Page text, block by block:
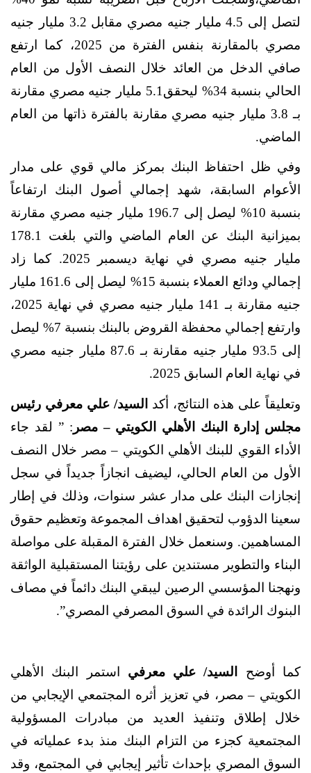
لتصل إلى 4.5 مليار جنيه مصري مقابل 3.2 مليار جنيه
مصري بالمقارنة بنفس الفترة من 2025، كما ارتفع
صافي الدخل من العائد خلال النصف الأول من العام
الحالي بنسبة 34% ليحقق5.1 مليار جنيه مصري مقارنة
بـ 3.8 مليار جنيه مصري مقارنة بالفترة ذاتها من العام
الماضي.
وفي ظل احتفاظ البنك بمركز مالي قوي على مدار
الأعوام السابقة، شهد إجمالي أصول البنك
ارتفاعاً
بنسبة 10% ليصل إلى 196.7 مليار جنيه مصري مقارنة
بميزانية البنك عن العام الماضي والتي بلغت 178.1
مليار جنيه مصري في نهاية ديسمبر 2025. كما زاد
إجمالي ودائع العملاء بنسبة 15% ليصل إلى 161.6 مليار
جنيه مقارنة بـ 141 مليار جنيه مصري في نهاية 2025،
وارتفع إجمالي محفظة القروض بالبنك بنسبة 7% ليصل
إلى 93.5 مليار جنيه مقارنة بـ 87.6 مليار جنيه مصري
في نهاية العام السابق 2025.
وتعليقاً على هذه النتائج، أكد
السيد/ علي معرفي رئيس
مجلس إدارة البنك الأهلي الكويتي – مصر : ” لقد جاء
الأداء القوي للبنك الأهلي الكويتي – مصر خلال النصف
الأول من العام الحالي، ليضيف انجازاً جديداً في سجل
إنجازات البنك على مدار عشر سنوات، وذلك في إطار
سعينا الدؤوب لتحقيق اهداف المجموعة وتعظيم حقوق
المساهمين. وسنعمل خلال الفترة المقبلة على مواصلة
البناء والتطوير مستندين على رؤيتنا المستقبلية الواثقة
ونهجنا المؤسسي الرصين ليبقي البنك دائماً في مصاف
البنوك الرائدة في السوق المصرفي المصري”.
كما أوضح السيد/ علي معرفي استمر البنك الأهلي
الكويتي – مصر، في تعزيز أثره المجتمعي الإيجابي من
خلال إطلاق وتنفيذ العديد من مبادرات المسؤولية
المجتمعية كجزء من التزام البنك منذ بدء عملياته في
السوق المصري بإحداث تأثير إيجابي في المجتمع، وقد